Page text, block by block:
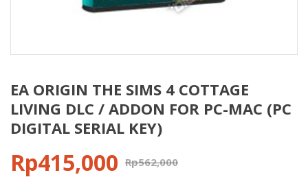
EA ORIGIN THE SIMS 4 COTTAGE
LIVING DLC / ADDON FOR PC-MAC (PC
DIGITAL SERIAL KEY)
Rp562,000
Rp415,000